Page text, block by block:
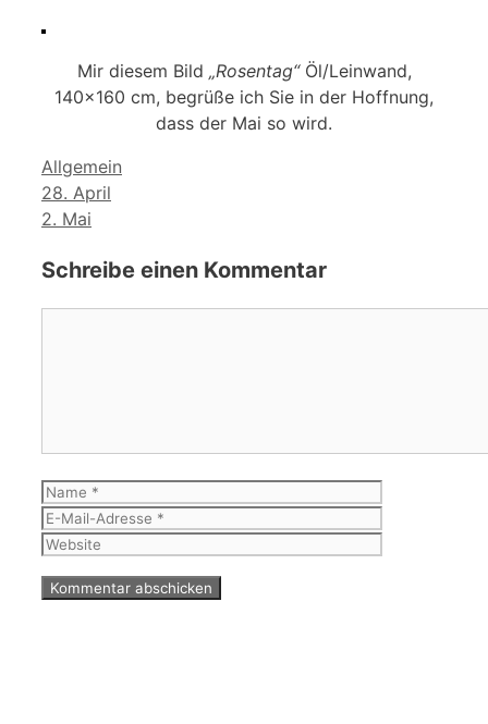
Mir diesem Bild „Rosentag“Öl/Leinwand,
140×160 cm, begrüße ich Sie in der Hoffnung,
dass der Mai so wird.
Kategorien
Allgemein
28. April
2. Mai
Schreibe einen Kommentar
Name